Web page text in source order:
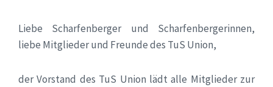
Liebe Scharfenberger und Scharfenbergerinnen,
liebe Mitglieder und Freunde des TuS Union,
der Vorstand des TuS Union lädt alle Mitglieder zur